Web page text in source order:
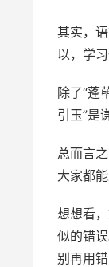
其实，
以，学
除了“蓬
引玉”是
总而言
大家都
想想看
似的错
别再用错